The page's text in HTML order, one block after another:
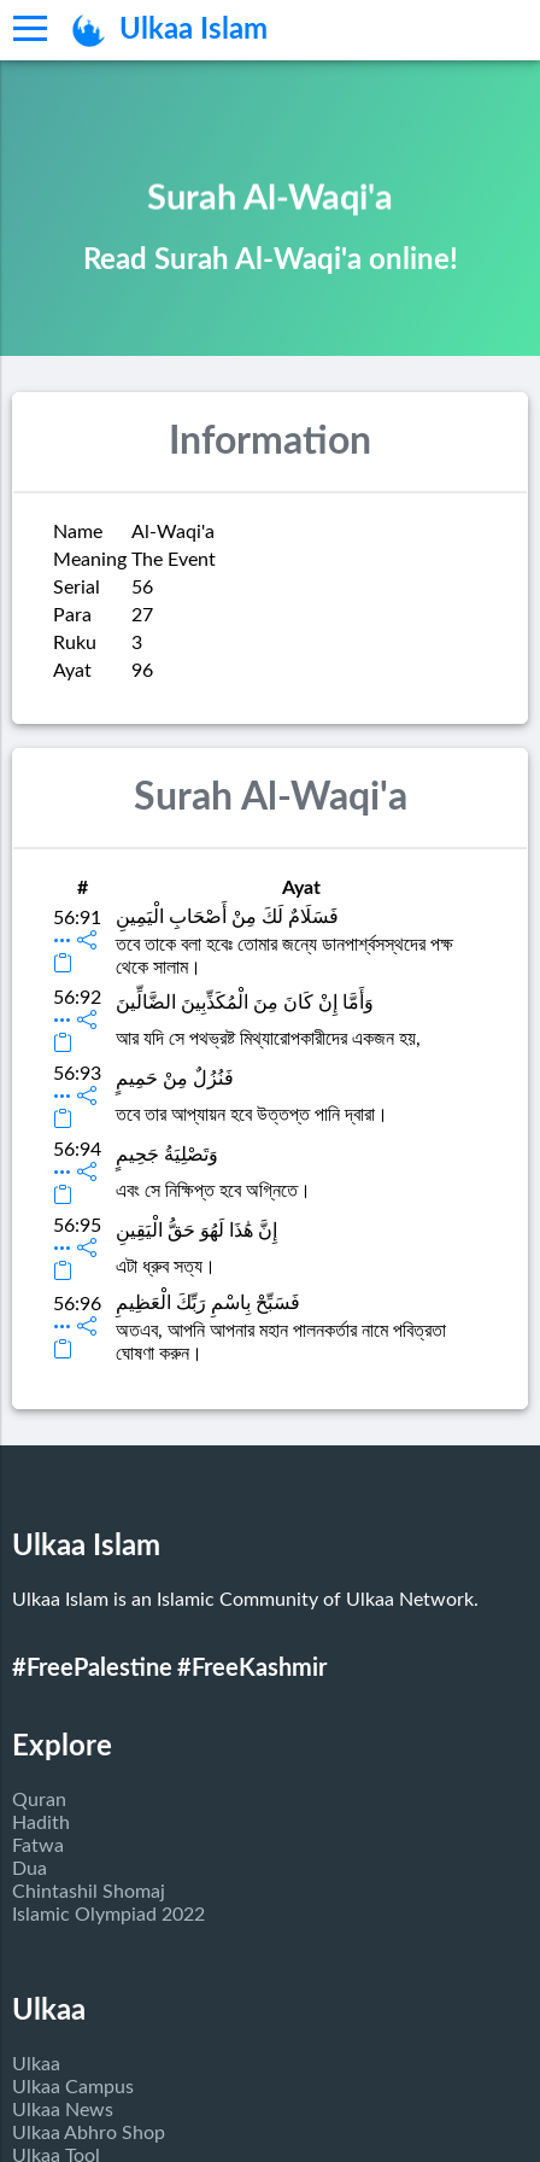
Ulkaa Islam
Surah Al-Waqi'a
Read Surah Al-Waqi'a online!
Information
Name
Al-Waqi'a
Meaning The Event
Serial
56
Para
27
Ruku
3
Ayat
96
Surah Al-Waqi'a
#
Ayat
56:91
فَسَلَامٌ لَكَ مِنْ أَصْحَابِ الْيَمِينِ
তবে তাকে বলা হবেঃ তোমার জন্যে ডানপার্শ্বসস্থদের পক্ষ
থেকে সালাম।
56:92
وَأَمَّا إِنْ كَانَ مِنَ الْمُكَذِّبِينَ الضَّالِّينَ
আর যদি সে পথভ্রষ্ট মিথ্যারোপকারীদের একজন হয়,
56:93
فَنُزُلٌ مِنْ حَمِيمٍ
তবে তার আপ্যায়ন হবে উত্তপ্ত পানি দ্বারা।
56:94
وَتَصْلِيَةُ جَحِيمٍ
এবং সে নিক্ষিপ্ত হবে অগ্নিতে।
56:95
إِنَّ هَٰذَا لَهُوَ حَقُّ الْيَقِينِ
এটা ধ্রুব সত্য।
56:96
فَسَبِّحْ بِاسْمِ رَبِّكَ الْعَظِيمِ
অতএব, আপনি আপনার মহান পালনকর্তার নামে পবিত্রতা
ঘোষণা করুন।
Ulkaa Islam
Ulkaa Islam is an Islamic Community of Ulkaa Network.
#FreePalestine #FreeKashmir
Explore
Quran
Hadith
Fatwa
Dua
Chintashil Shomaj
Islamic Olympiad 2022
Ulkaa
Ulkaa
Ulkaa Campus
Ulkaa News
Ulkaa Abhro Shop
Ulkaa Tool